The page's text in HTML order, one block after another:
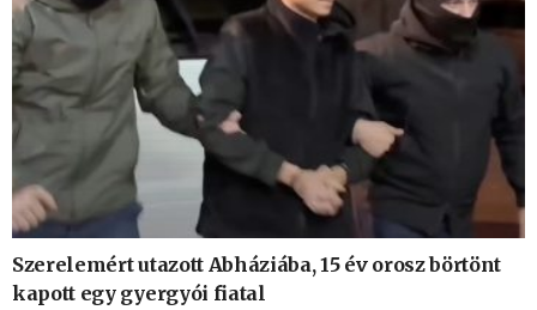
Szerelemért utazott Abháziába, 15 év orosz börtönt
kapott egy gyergyói fiatal